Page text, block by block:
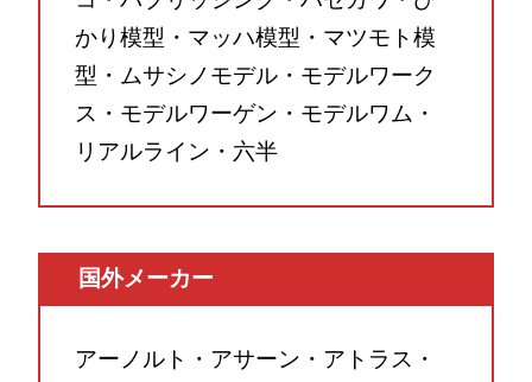
かり模型・マッハ模型・マツモト模
型・ムサシノモデル・モデルワーク
ス・モデルワーゲン・モデルワム・
リアルライン・六半
国外メーカー
アーノルト・アサーン・アトラス・